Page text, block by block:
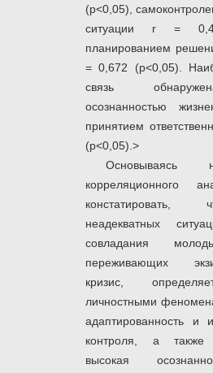
(р<0,05),
ситуации r =
планированием
= 0,672 (р<0,05).
связь
осознанностью
принятием
(р<0,05).>
Основываясь
корреляционного
неадекватных
совладания
переживающих
кризис,
личностными
адаптированность и
контроля, а также
высокая